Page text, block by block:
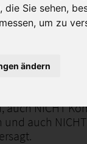
Sie sehen,
um zu
ändern
Politik PR-
meine selbst
FAPO01 der
auch NICHT
auch